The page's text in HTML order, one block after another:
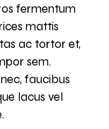
fermentum
mattis
ac tortor et,
sem.
faucibus
lacus vel